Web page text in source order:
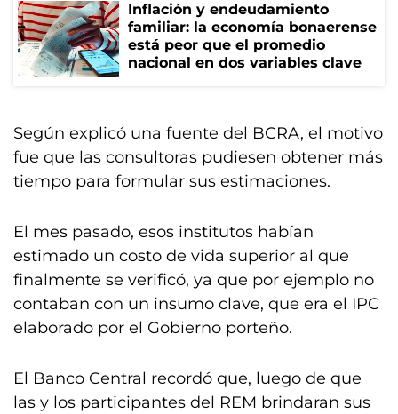
Inflación y endeudamiento
familiar: la economía bonaerense
está peor que el promedio
nacional en dos variables clave
Según explicó una fuente del BCRA, el motivo
fue que las consultoras pudiesen obtener más
tiempo para formular sus estimaciones.
El mes pasado, esos institutos habían
estimado un costo de vida superior al que
finalmente se verificó, ya que por ejemplo no
contaban con un insumo clave, que era el IPC
elaborado por el Gobierno porteño.
El Banco Central recordó que, luego de que
las y los participantes del REM brindaran sus